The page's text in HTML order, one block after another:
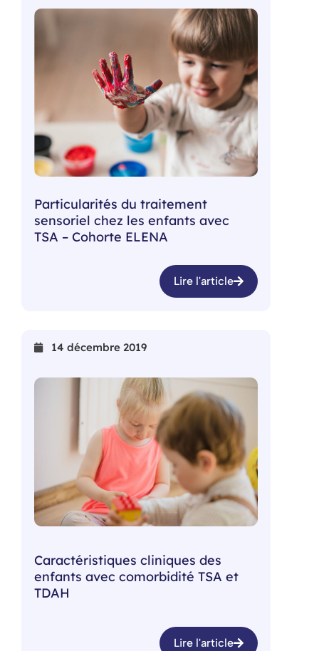
Particularités du traitement
sensoriel chez les enfants avec
TSA – Cohorte ELENA
Lire l'article
14 décembre 2019
Caractéristiques cliniques des
enfants avec comorbidité TSA et
TDAH
Lire l'article